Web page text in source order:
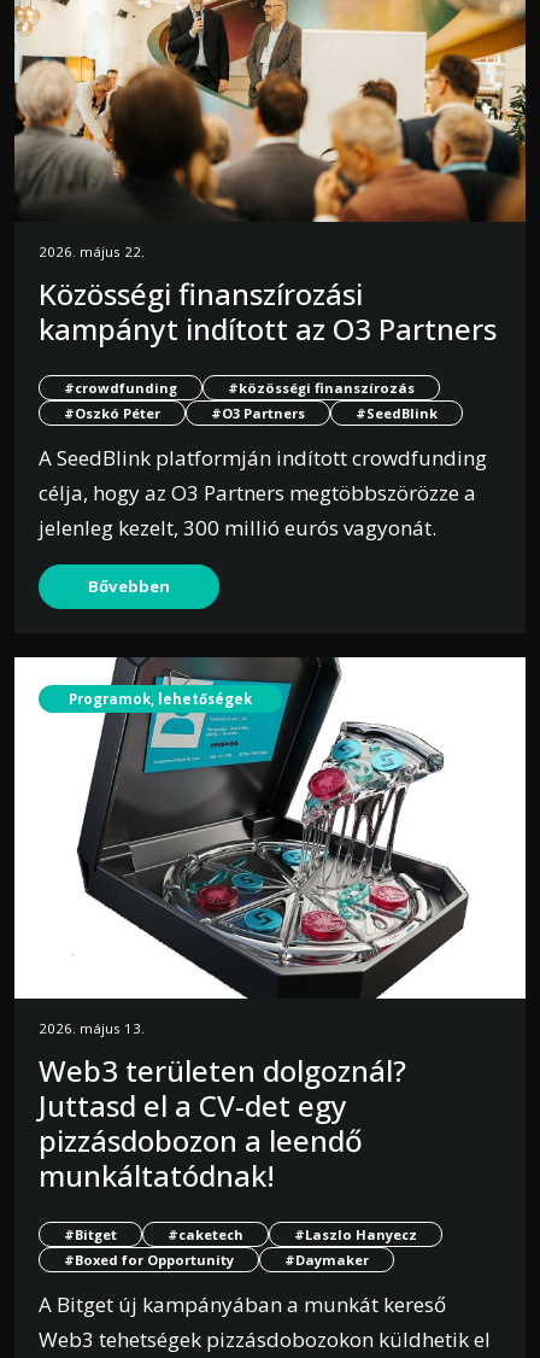
2026. május 22.
Közösségi finanszírozási
kampányt indított az O3 Partners
#crowdfunding
#közösségi finanszírozás
#Oszkó Péter
#O3 Partners #SeedBlink
A SeedBlink platformján indított crowdfunding
célja, hogy az O3 Partners megtöbbszörözze a
jelenleg kezelt, 300 millió eurós vagyonát.
Bővebben
Programok, lehetőségek
2026. május 13.
Web3 területen dolgoznál?
Juttasd el a CV-det egy
pizzásdobozon a leendő
munkáltatódnak!
#Bitget #caketech
#Laszlo Hanyecz
#Boxed for Opportunity
#Daymaker
A Bitget új kampányában a munkát kereső
Web3 tehetségek pizzásdobozokon küldhetik el